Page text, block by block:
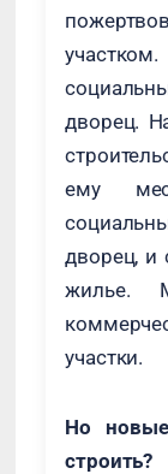
дворец.
ему
дворец, и
жилье.
участки.
Но
строить?